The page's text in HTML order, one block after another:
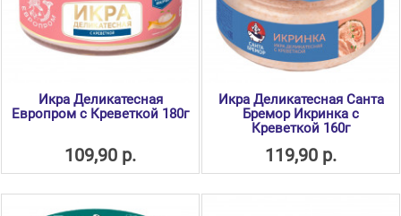
Икра Деликатесная
Европром с Креветкой 180г
109,90 р.
Икра Деликатесная Санта
Бремор Икринка с
Креветкой 160г
119,90 р.